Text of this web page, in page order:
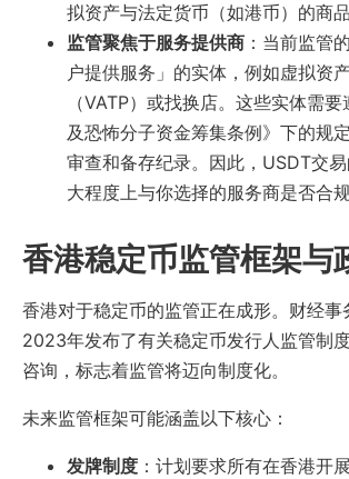
拟资产与法定货币（如港币）的商品
监管聚焦于服务提供商 ：当前监管
户提供服务」的实体，例如虚拟资
（VATP）或找换店。这些实体需
及恐怖分子资金筹集条例》下的规
审查和备存纪录。因此，USDT交
大程度上与你选择的服务商是否合规
香港稳定币监管框架与
香港对于稳定币的监管正在成形。财经事
2023年发布了有关稳定币发行人监管制
咨询，标志着监管将迈向制度化。
未来监管框架可能涵盖以下核心：
发牌制度 ：计划要求所有在香港开